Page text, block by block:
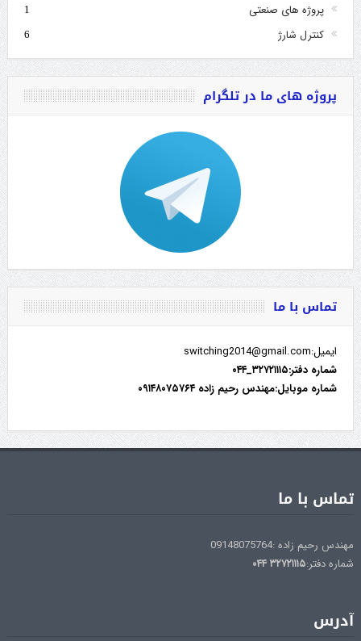
پروژه های صنعتی 1
کنترل شارژ 6
پروژه های ما در تلگرام
تماس با ما
ایمیل:switching2014@gmail.com
شماره دفتر:۳۲۷۲۱۱۱۵_۰۴۴
شماره موبایل:مهندس رحیم زاده ۰۹۱۴۸۰۷۵۷۶۴
تماس با ما
مهندس رحیم زاده :09148075764
شماره دفتر:۳۲۷۲۱۱۱۵۰۴۴
آدرس